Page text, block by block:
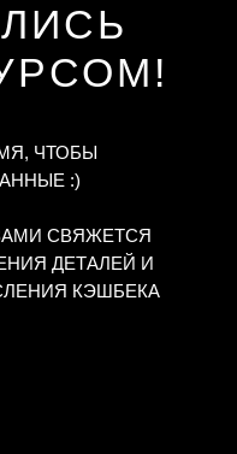
ЧТОБЫ
:)
СВЯЖЕТСЯ
ДЕТАЛЕЙ И
КЭШБЕКА